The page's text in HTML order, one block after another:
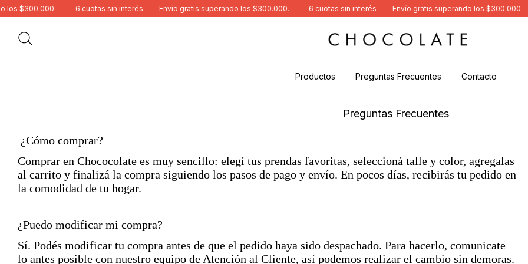
$300.000.- 6 cuotas sin interés Envío gratis superando los $300.000.- 6 cuotas sin interés Envío gratis superando los $300.000.-
Productos Preguntas Frecuentes Contacto
Preguntas Frecuentes
¿Cómo comprar?
Comprar en Chococolate es muy sencillo: elegí tus prendas favoritas, seleccioná talle y color, agregalas
al carrito y finalizá la compra siguiendo los pasos de pago y envío. En pocos días, recibirás tu pedido en
la comodidad de tu hogar.
¿Puedo modificar mi compra?
Sí. Podés modificar tu compra antes de que el pedido haya sido despachado. Para hacerlo, comunicate
lo antes posible con nuestro equipo de Atención al Cliente, así podemos realizar el cambio sin demoras.